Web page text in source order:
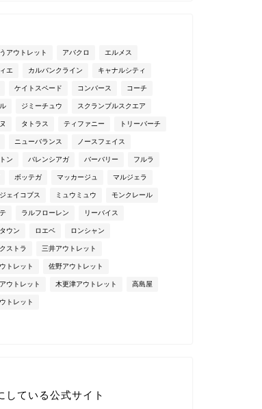
アウトレット アバクロ エルメス
エ カルバンクライン キャナルシティ
ケイトスペード コンバース コーチ
ジミーチュウ スクランブルスクエア
タトラス ティファニー トリーバーチ
ニューバランス ノースフェイス
ン バレンシアガ バーバリー フルラ
ボッテガ マッカージュ マルジェラ
ェイコブス ミュウミュウ モンクレール
ラルフローレン リーバイス
ウン ロエベ ロンシャン
ストラ 三井アウトレット
トレット 佐野アウトレット
ウトレット 木更津アウトレット 高島屋
トレット
している公式サイト